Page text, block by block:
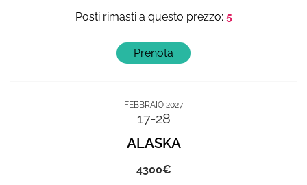
5
FEBBRAIO 2027
17-28
ALASKA
4300